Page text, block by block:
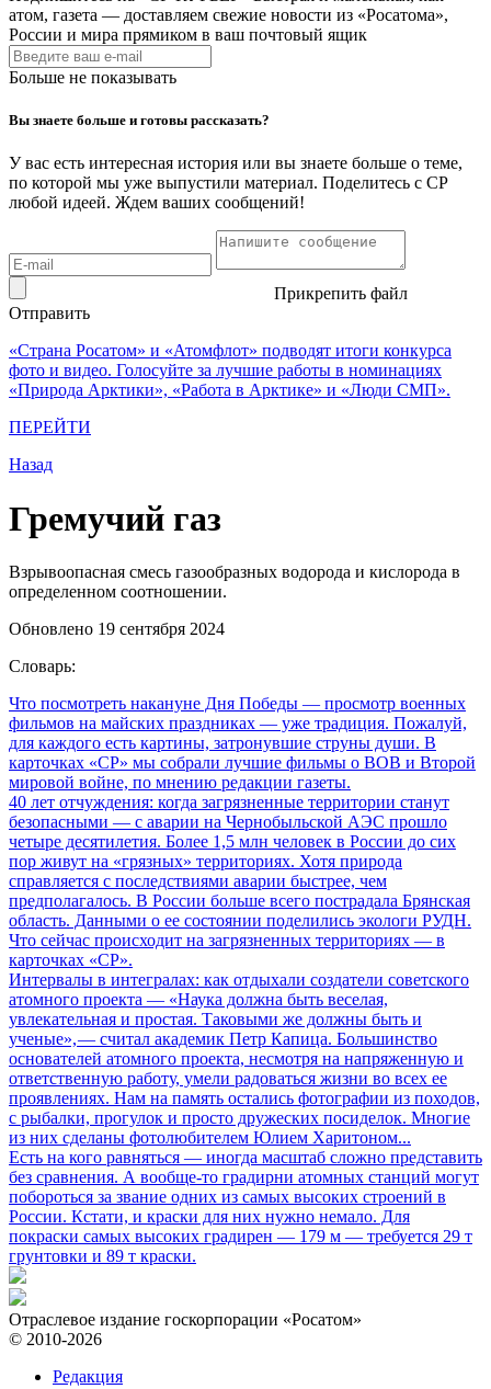
атом, газета — доставляем свежие новости из «Росатома»,
России и мира прямиком в ваш почтовый ящик
Больше не показывать
Вы знаете больше и готовы рассказать?
У вас есть интересная история или вы знаете больше о теме,
по которой мы уже выпустили материал. Поделитесь с СР
любой идеей. Ждем ваших сообщений!
Прикрепить файл
Отправить
«Страна Росатом» и «Атомфлот» подводят итоги конкурса
фото и видео. Голосуйте за лучшие работы в номинациях
«Природа Арктики», «Работа в Арктике» и «Люди СМП».
ПЕРЕЙТИ
Назад
Гремучий газ
Взрывоопасная смесь газообразных водорода и кислорода в
определенном соотношении.
Обновлено 19 сентября 2024
Словарь:
Что посмотреть накануне Дня Победы — просмотр военных
фильмов на майских праздниках — уже традиция. Пожалуй,
для каждого есть картины, затронувшие струны души. В
карточках «СР» мы собрали лучшие фильмы о ВОВ и Второй
мировой войне, по мнению редакции газеты.
40 лет отчуждения: когда загрязненные территории станут
безопасными — с аварии на Чернобыльской АЭС прошло
четыре десятилетия. Более 1,5 млн человек в России до сих
пор живут на «грязных» территориях. Хотя природа
справляется с последствиями аварии быстрее, чем
предполагалось. В России больше всего пострадала Брянская
область. Данными о ее состоянии поделились экологи РУДН.
Что сейчас происходит на загрязненных территориях — в
карточках «СР».
Интервалы в интегралах: как отдыхали создатели советского
атомного проекта — «Наука должна быть веселая,
увлекательная и простая. Таковыми же должны быть и
ученые», — считал академик Петр Капица. Большинство
основателей атомного проекта, несмотря на напряженную и
ответственную работу, умели радоваться жизни во всех ее
проявлениях. Нам на память остались фотографии из походов,
с рыбалки, прогулок и просто дружеских посиделок. Многие
из них сделаны фотолюбителем Юлием Харитоном...
Есть на кого равняться — иногда масштаб сложно представить
без сравнения. А вообще-то градирни атомных станций могут
побороться за звание одних из самых высоких строений в
России. Кстати, и краски для них нужно немало. Для
покраски самых высоких градирен — 179 м — требуется 29 т
грунтовки и 89 т краски.
Отраслевое издание госкорпорации «Росатом»
© 2010-2026
Редакция